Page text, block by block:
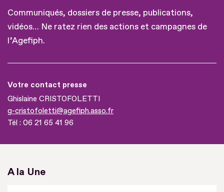
Communiqués, dossiers de presse, publications,
vidéos… Ne ratez rien des actions et campagnes de
l’Agefiph.
Votre contact presse
Ghislaine CRISTOFOLETTI
g-cristofoletti@agefiph.asso.fr
Tél : 06 21 65 41 96
A la Une